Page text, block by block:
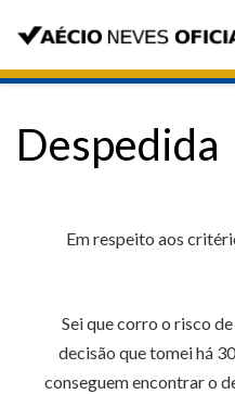
Despedida
Em respeito aos
Sei que corro o risco
decisão que tomei há
conseguem encontrar o